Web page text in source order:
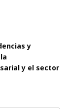
y
y el sector